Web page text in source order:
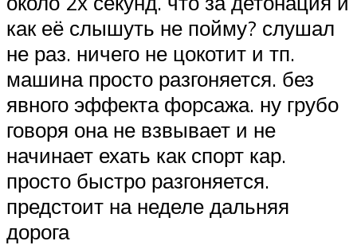
как её слышуть не пойму? слушал
не раз. ничего не цокотит и тп.
машина просто разгоняется. без
явного эффекта форсажа. ну грубо
говоря она не взвывает и не
начинает ехать как спорт кар.
просто быстро разгоняется.
предстоит на неделе дальняя
дорога